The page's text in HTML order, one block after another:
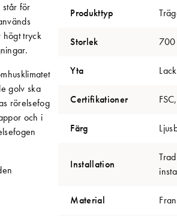
står för
högt tryck
golv ska
rörelsefog
och i
Produkttyp
Storlek 700
Yta
Certifikationer
Färg
Installation
Material